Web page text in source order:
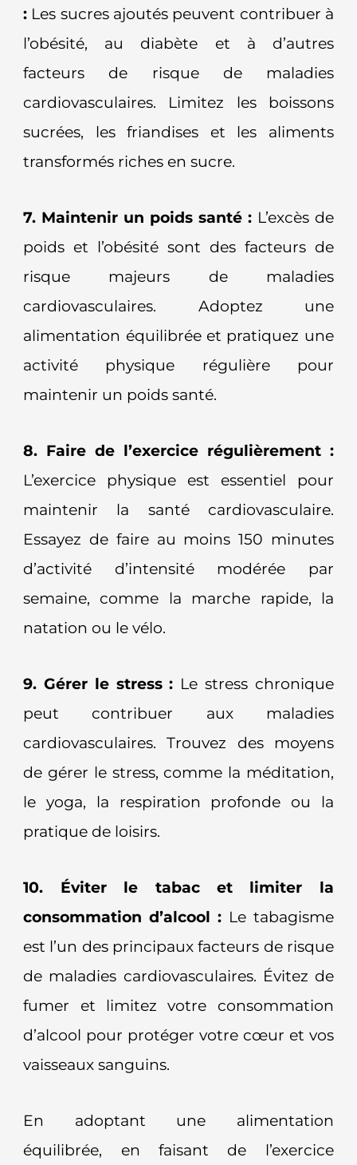
: Les sucres ajoutés peuvent contribuer à
l’obésité, au diabète et à d’autres
facteurs de risque de maladies
cardiovasculaires. Limitez les boissons
sucrées, les friandises et les aliments
transformés riches en sucre.
7. Maintenir un poids santé : L’excès de
poids et l’obésité sont des facteurs de
risque majeurs de maladies
cardiovasculaires. Adoptez une
alimentation équilibrée et pratiquez une
activité physique régulière pour
maintenir un poids santé.
8. Faire de l’exercice régulièrement :
L’exercice physique est essentiel pour
maintenir la santé cardiovasculaire.
Essayez de faire au moins 150 minutes
d’activité d’intensité modérée par
semaine, comme la marche rapide, la
natation ou le vélo.
9. Gérer le stress : Le stress chronique
peut contribuer aux maladies
cardiovasculaires. Trouvez des moyens
de gérer le stress, comme la méditation,
le yoga, la respiration profonde ou la
pratique de loisirs.
10. Éviter le tabac et limiter la
consommation d’alcool : Le tabagisme
est l’un des principaux facteurs de risque
de maladies cardiovasculaires. Évitez de
fumer et limitez votre consommation
d’alcool pour protéger votre cœur et vos
vaisseaux sanguins.
En adoptant une alimentation
équilibrée, en faisant de l’exercice